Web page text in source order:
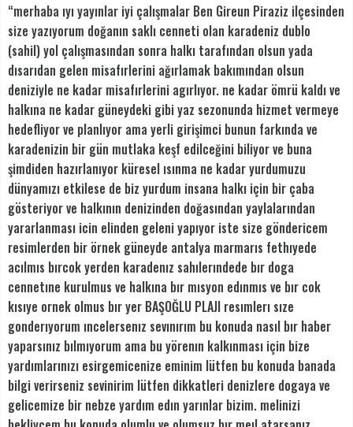
“merhaba ıyı yayınlar iyi çalışmalar Ben Gireun Piraziz ilçesinden
size yazıyorum doğanın saklı cenneti olan karadeniz dublo
(sahil) yol çalışmasından sonra halkı tarafından olsun yada
dısarıdan gelen misafırlerini ağırlamak bakımından olsun
deniziyle ne kadar misafırlerini agırlıyor. ne kadar ömrü kaldı ve
halkına ne kadar güneydeki gibi yaz sezonunda hizmet vermeye
hedefliyor ve planlıyor ama yerli girişimci bunun farkında ve
karadenizin bir gün mutlaka keşf edilceğini biliyor ve buna
şimdiden hazırlanıyor küresel ısınma ne kadar yurdumuzu
dünyamızı etkilese de biz yurdum insana halkı için bir çaba
gösteriyor ve halkının denizinden doğasından yaylalarından
yararlanması icin elinden geleni yapıyor iste size göndericem
resimlerden bir örnek güneyde antalya marmarıs fethıyede
acılmıs bırcok yerden karadenız sahılerındede bır doga
cennetıne kurulmus ve halkına bır mısyon edınmıs ve bır cok
kısıye ornek olmus bır yer BAŞOĞLU PLAJI resımlerı sıze
gonderıyorum ıncelersenız sevınırım bu konuda nasıl bır haber
yaparsınız bılmıyorum ama bu yörenın kalkınması için bize
yardımlarınızı esirgemicenize eminim lütfen bu konuda banada
bilgi verirseniz sevinirim lütfen dikkatleri denizlere dogaya ve
gelicemize bir nebze yardım edın yarınlar bizim. melinizi